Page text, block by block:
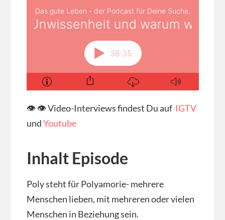
👁 👁 Video-Interviews findest Du auf IGTV
undYoutube
Inhalt Episode
Poly steht für Polyamorie- mehrere
Menschen lieben, mit mehreren oder vielen
Menschen in Beziehung sein.